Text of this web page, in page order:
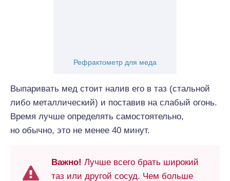
Рефрактометр для меда
Выпаривать мед стоит налив его в таз (стальной
либо металлический) и поставив на слабый огонь.
Время лучше определять самостоятельно,
но обычно, это не менее 40 минут.
Важно! Лучше всего брать широкий
таз или другой сосуд. Чем больше